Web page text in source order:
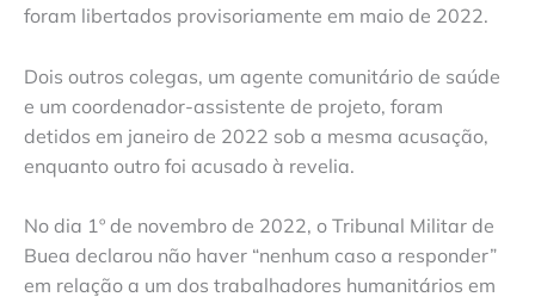
foram libertados provisoriamente em maio de 2022.
Dois outros colegas, um agente comunitário de saúde
e um coordenador-assistente de projeto, foram
detidos em janeiro de 2022 sob a mesma acusação,
enquanto outro foi acusado à revelia.
No dia 1º de novembro de 2022, o Tribunal Militar de
Buea declarou não haver “nenhum caso a responder”
em relação a um dos trabalhadores humanitários em